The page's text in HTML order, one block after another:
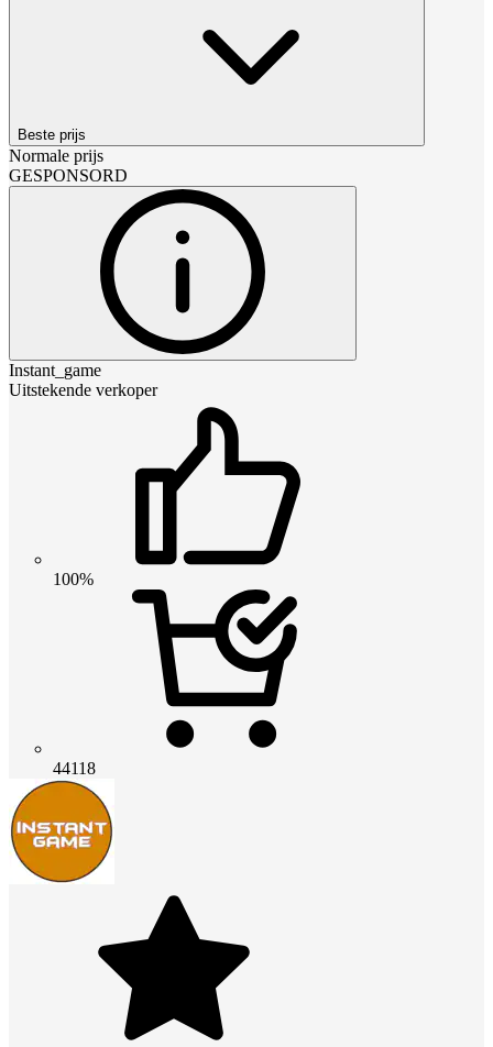
Beste prijs
Normale prijs
GESPONSORD
Instant_game
Uitstekende verkoper
100%
44118